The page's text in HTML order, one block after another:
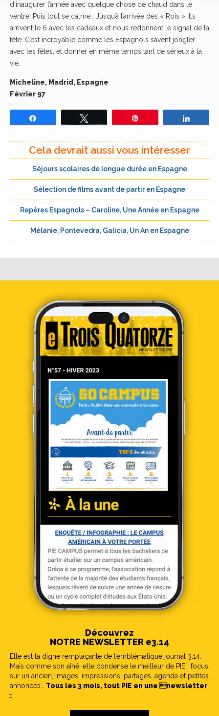
d’inaugurer l’année avec quelque chose de chaud dans le
ventre. Puis tout se calme… Jusqu’à l’arrivée des « Rois ». Ils
arrivent le 6 avec les cadeaux et nous redonnent le signal de la
fête. C’est incroyable comme les Espagnols savent jongler
avec les fêtes, et donner en même temps tant de sérieux à la
vie.
Micheline, Madrid, Espagne
Février 97
Cela devrait aussi vous intéresser
Séjours scolaires de longue durée en Espagne
Sélection de films avant de partir en Espagne
Repères Espagnols – Caroline, Une Année en Espagne
Mélanie, Pontevedra, Galicia, Un An en Espagne
Découvrez
NOTRE NEWSLETTER e3.14
Elle est la digne remplaçante de l’emblématique journal 3.14.
Mais comme son aîné, elle condense le meilleur de PIE : focus
sur un ancien, images, impressions, partages, agenda et petites
annonces… Tous les 3 mois, tout PIE en une newsletter
: